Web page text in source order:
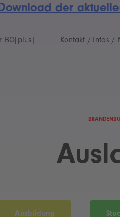
der
BO[plus] Kontakt / Infos /
Ausbildung